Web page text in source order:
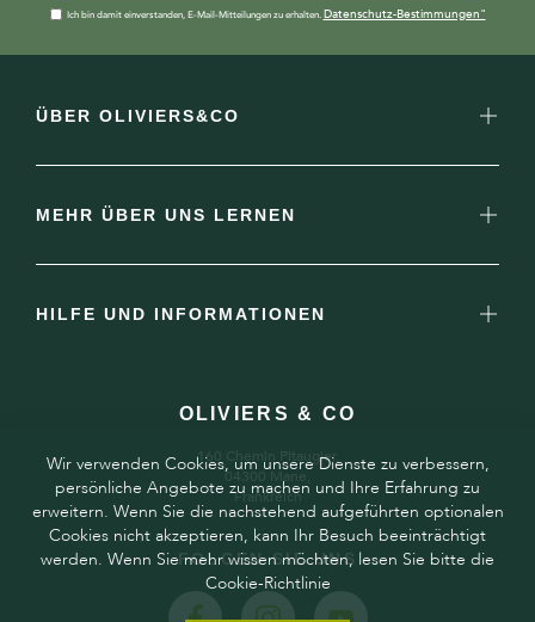
Ich bin damit einverstanden, E-Mail-Mitteilungen zu erhalten. Datenschutz-Bestimmungen"
ÜBER OLIVIERS&CO
MEHR ÜBER UNS LERNEN
HILFE UND INFORMATIONEN
OLIVIERS & CO
160 Chemin Pitaugier,
04300 Mane,
Frankreich
FOLGEN SIE UNS
Wir verwenden Cookies, um unsere Dienste zu verbessern,
persönliche Angebote zu machen und Ihre Erfahrung zu
erweitern. Wenn Sie die nachstehend aufgeführten optionalen
Cookies nicht akzeptieren, kann Ihr Besuch beeinträchtigt
werden. Wenn Sie mehr wissen möchten, lesen Sie bitte die
Cookie-Richtlinie